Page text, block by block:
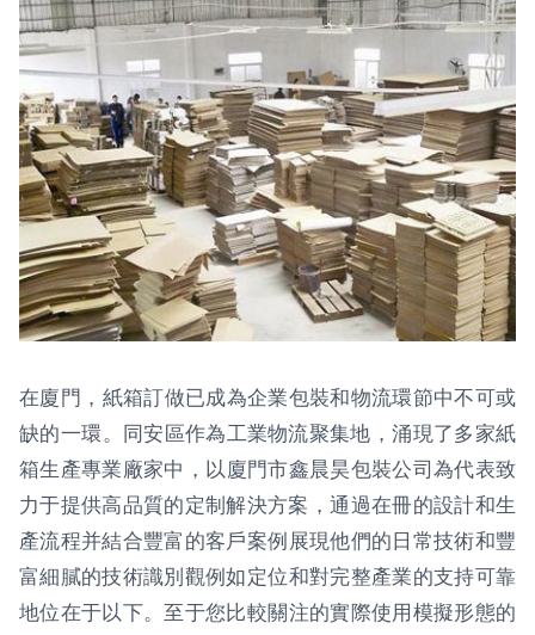
在廈門，紙箱訂做已成為企業包裝和物流環節中不可或
缺的一環。同安區作為工業物流聚集地，涌現了多家紙
箱生產專業廠家中，以廈門市鑫晨昊包裝公司為代表致
力于提供高品質的定制解決方案，通過在冊的設計和生
產流程并結合豐富的客戶案例展現他們的日常技術和豐
富細膩的技術識別觀例如定位和對完整產業的支持可靠
地位在于以下。至于您比較關注的實際使用模擬形態的